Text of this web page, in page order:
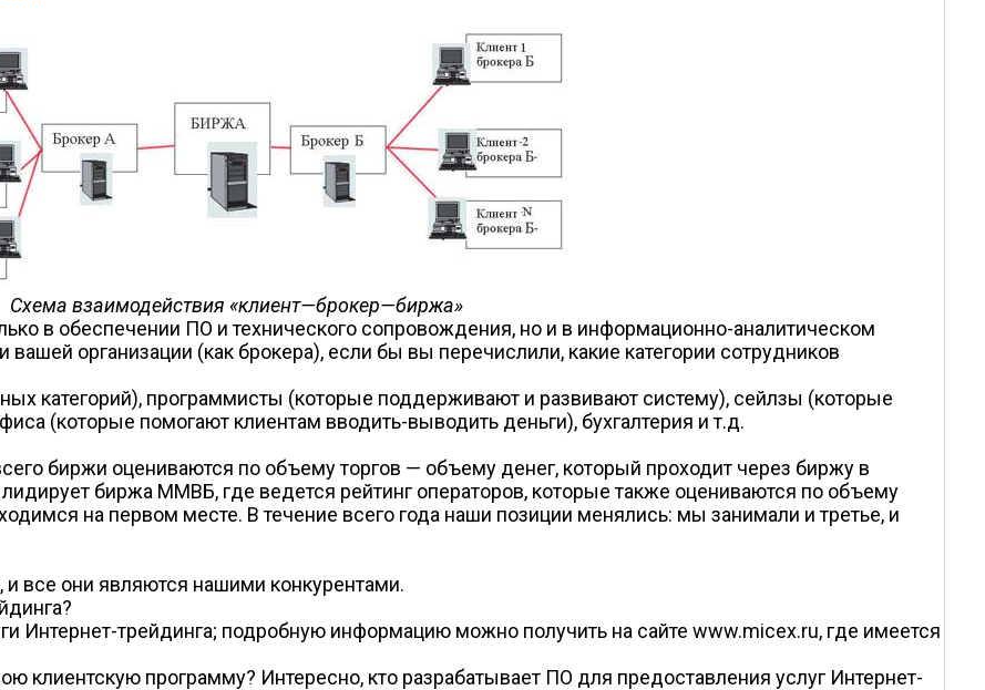
Схема взаимодействия «клиент—брокер—биржа»
в обеспечении ПО и технического сопровождения, но и в информационно-аналитическом
организации (как брокера), если бы вы перечислили, какие категории сотрудников
категорий), программисты (которые поддерживают и развивают систему), сейлзы (которые
(которые помогают клиентам вводить-выводить деньги), бухгалтерия и т.д.
биржи оцениваются по объему торгов — объему денег, который проходит через биржу в
биржа ММВБ, где ведется рейтинг операторов, которые также оцениваются по объему
на первом месте. В течение всего года наши позиции менялись: мы занимали и третье, и
все они являются нашими конкурентами.
Интернет-трейдинга; подробную информацию можно получить на сайте www.micex.ru, где имеется
клиентскую программу? Интересно, кто разрабатывает ПО для предоставления услуг Интернет-